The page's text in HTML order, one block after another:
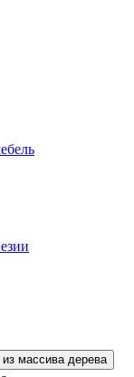
массива дерева